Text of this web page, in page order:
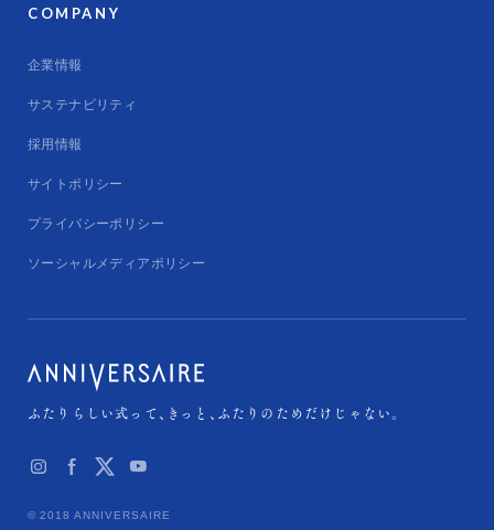
COMPANY
企業情報
サステナビリティ
採用情報
サイトポリシー
プライバシーポリシー
ソーシャルメディアポリシー
ふたりらしい式って、 きっと、 ふたりのためだけじゃない。
© 2018 ANNIVERSAIRE